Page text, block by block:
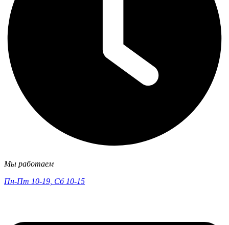
Мы работаем
Пн-Пт 10-19, Сб 10-15